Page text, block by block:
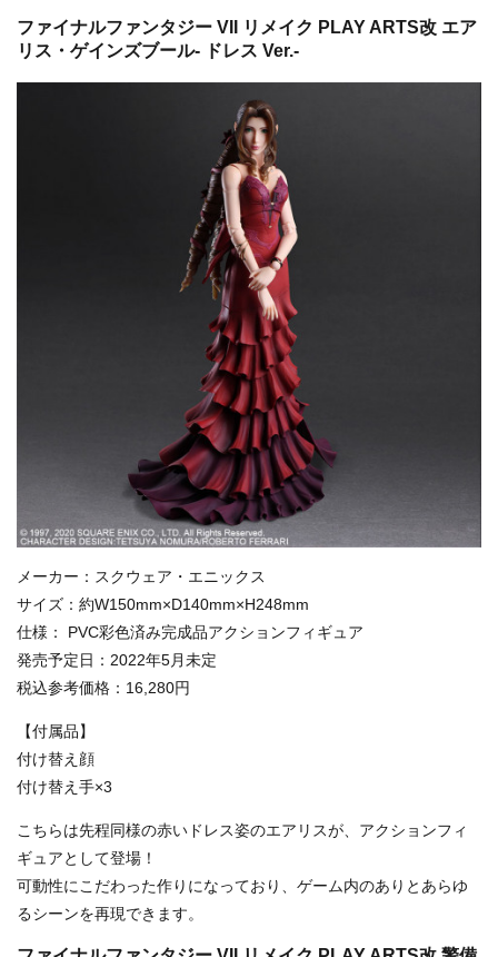
ファイナルファンタジー VII リメイク PLAY ARTS改 エア
リス・ゲインズブール- ドレス Ver.-
メーカー：スクウェア・エニックス
サイズ：約W150mm×D140mm×H248mm
仕様： PVC彩色済み完成品アクションフィギュア
発売予定日：2022年5月未定
税込参考価格：16,280円
【付属品】
付け替え顔
付け替え手×3
こちらは先程同様の赤いドレス姿のエアリスが、アクションフィ
ギュアとして登場！
可動性にこだわった作りになっており、ゲーム内のありとあらゆ
るシーンを再現できます。